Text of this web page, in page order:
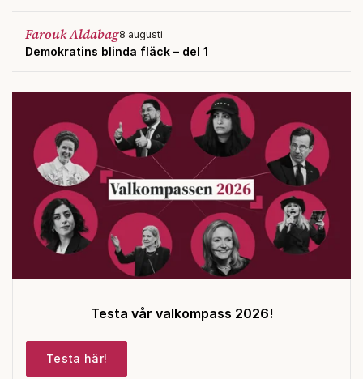
Farouk Aldabag8 augusti
Demokratins blinda fläck – del 1
Testa vår valkompass 2026!
Testa här!